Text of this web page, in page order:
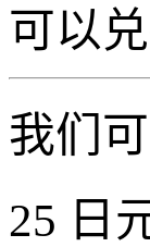
可以
我们
25 日